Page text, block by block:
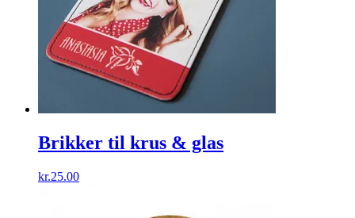
Brikker til krus & glas
kr.25.00